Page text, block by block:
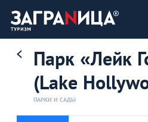
Парк «Лейк
(Lake
ПАРКИ И САДЫ